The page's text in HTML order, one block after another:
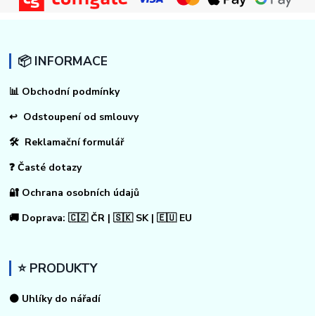
📦 INFORMACE
📊 Obchodní podmínky
↩ Odstoupení od smlouvy
🛠 Reklamační formulář
❓ Časté dotazy
🔐 Ochrana osobních údajů
🚚 Doprava: 🇨🇿 ČR | 🇸🇰 SK | 🇪🇺 EU
⭐ PRODUKTY
⚫ Uhlíky do nářadí